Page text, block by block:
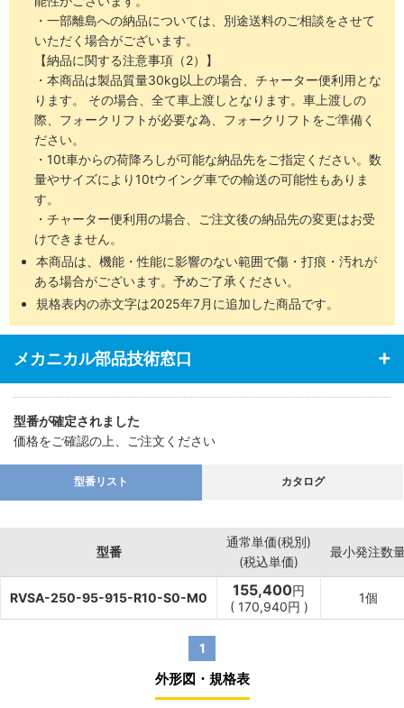
・一部離島への納品については、別途送料のご相談をさせて
いただく場合がございます。
【納品に関する注意事項（2）】
・本商品は製品質量30kg以上の場合、チャーター便利用とな
ります。 その場合、全て車上渡しとなります。車上渡しの
際、フォークリフトが必要な為、フォークリフトをご準備く
ださい。
・10t車からの荷降ろしが可能な納品先をご指定ください。数
量やサイズにより10tウイング車での輸送の可能性もありま
す。
・チャーター便利用の場合、ご注文後の納品先の変更はお受
けできません。
本商品は、機能・性能に影響のない範囲で傷・打痕・汚れが
ある場合がございます。予めご了承ください。
規格表内の赤文字は2025年7月に追加した商品です。
メカニカル部品技術窓口
型番が確定されました
価格をご確認の上、ご注文ください
型番リスト カタログ
型番
通常単価(税別)
(税込単価)
最小発注数
RVSA-250-95-915-R10-S0-M0 155,400円
( 170,940円 )
1個
1
外形図・規格表